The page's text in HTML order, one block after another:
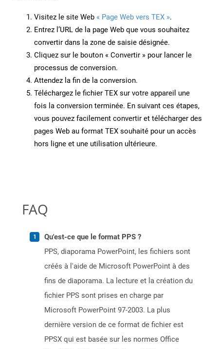
Visitez le site Web « Page Web vers TEX ».
Entrez l’URL de la page Web que vous souhaitez
convertir dans la zone de saisie désignée.
Cliquez sur le bouton « Convertir » pour lancer le
processus de conversion.
Attendez la fin de la conversion.
Téléchargez le fichier TEX sur votre appareil une
fois la conversion terminée. En suivant ces étapes,
vous pouvez facilement convertir et télécharger des
pages Web au format TEX souhaité pour un accès
hors ligne et une utilisation ultérieure.
FAQ
Qu'est-ce que le format PPS ?
PPS, diaporama PowerPoint, les fichiers sont
créés à l'aide de Microsoft PowerPoint à des
fins de diaporama. La lecture et la création du
fichier PPS sont prises en charge par
Microsoft PowerPoint 97-2003. La plus
dernière version de ce format de fichier est
PPSX qui est basée sur les normes Office